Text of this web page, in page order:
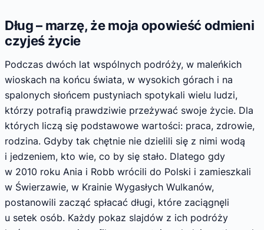
Dług – marzę, że moja opowieść odmieni
czyjeś życie
Podczas dwóch lat wspólnych podróży, w maleńkich
wioskach na końcu świata, w wysokich górach i na
spalonych słońcem pustyniach spotykali wielu ludzi,
którzy potrafią prawdziwie przeżywać swoje życie. Dla
których liczą się podstawowe wartości: praca, zdrowie,
rodzina. Gdyby tak chętnie nie dzielili się z nimi wodą
i jedzeniem, kto wie, co by się stało. Dlatego gdy
w 2010 roku Ania i Robb wrócili do Polski i zamieszkali
w Świerzawie, w Krainie Wygasłych Wulkanów,
postanowili zacząć spłacać długi, które zaciągnęli
u setek osób. Każdy pokaz slajdów z ich podróży